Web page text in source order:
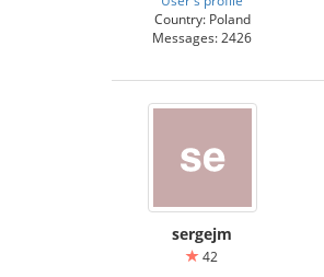
Country: Poland
Messages: 2426
sergejm
42